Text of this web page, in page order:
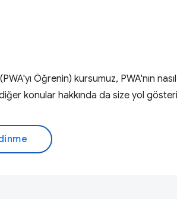
(PWA'yı Öğrenin) kursumuz, PWA'nın nasıl
konular hakkında da size yol